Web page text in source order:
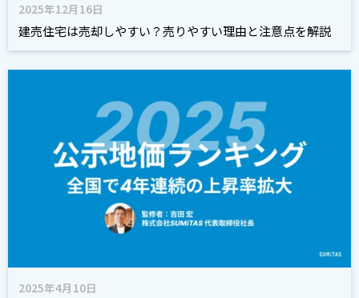
2025年12月16日
建売住宅は売却しやすい？売りやすい理由と注意点を解説
2025年4月10日